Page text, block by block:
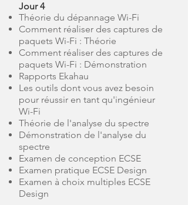
Jour 4
Théorie du dépannage Wi-Fi
Comment réaliser des captures de
paquets Wi-Fi : Théorie
Comment réaliser des captures de
paquets Wi-Fi : Démonstration
Rapports Ekahau
Les outils dont vous avez besoin
pour réussir en tant qu'ingénieur
Wi-Fi
Théorie de l'analyse du spectre
Démonstration de l'analyse du
spectre
Examen de conception ECSE
Examen pratique ECSE Design
Examen à choix multiples ECSE
Design